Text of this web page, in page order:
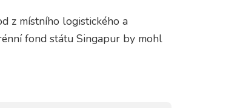
z místního logistického a
fond státu Singapur by mohl